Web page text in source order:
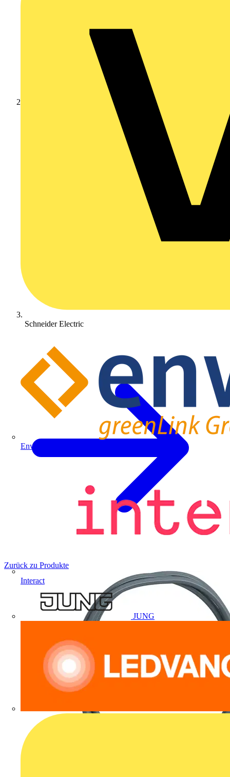
Enwitec
Interact
JUNG
Schneider Electric
Zurück zu Produkte